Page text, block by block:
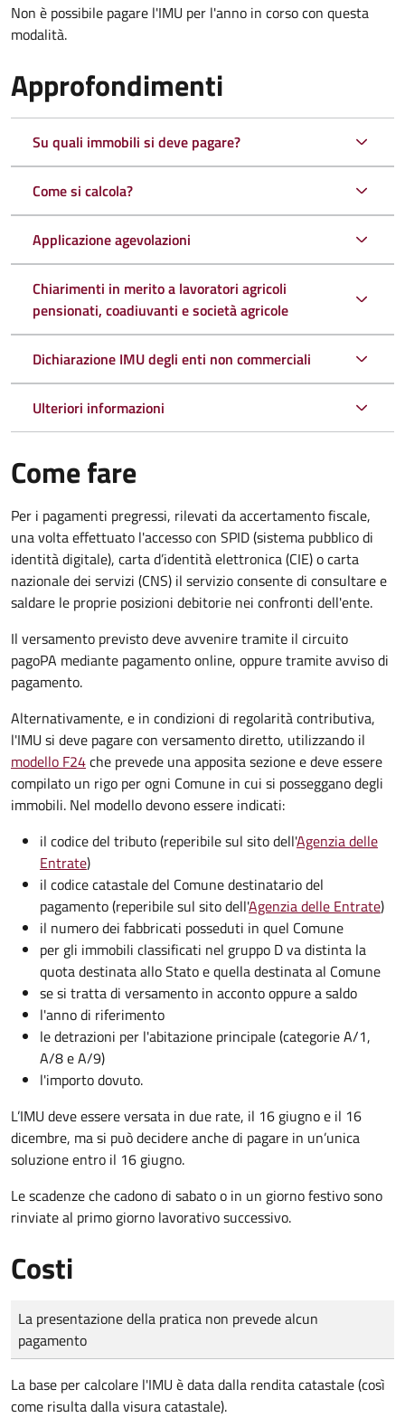
Non è possibile pagare l'IMU per l'anno in corso con questa
modalità.
Approfondimenti
Su quali immobili si deve pagare?
Come si calcola?
Applicazione agevolazioni
Chiarimenti in merito a lavoratori agricoli
pensionati, coadiuvanti e società agricole
Dichiarazione IMU degli enti non commerciali
Ulteriori informazioni
Come fare
Per i pagamenti pregressi, rilevati da accertamento fiscale,
una volta effettuato l'accesso con SPID (sistema pubblico di
identità digitale), carta d’identità elettronica (CIE) o carta
nazionale dei servizi (CNS) il servizio consente di consultare e
saldare le proprie posizioni debitorie nei confronti dell'ente.
Il versamento previsto deve avvenire tramite il circuito
pagoPA mediante pagamento online, oppure tramite avviso di
pagamento.
Alternativamente, e in condizioni di regolarità contributiva,
l'IMU si deve pagarecon versamento diretto, utilizzando il
modello F24che prevede una apposita sezione e deve essere
compilato un rigo per ogni Comune in cui si posseggano degli
immobili. Nel modello devono essere indicati:
il codice del tributo(reperibile sul sito dell'Agenzia delle
Entrate)
il codice catastale del Comunedestinatario del
pagamento (reperibile sul sito dell'Agenzia delle Entrate)
il numero dei fabbricati posseduti in quel Comune
per gli immobili classificati nel gruppo D va distinta la
quota destinata allo Stato e quella destinata al Comune
se si tratta di versamento in acconto oppure a saldo
l'anno di riferimento
le detrazioni per l'abitazione principale (categorie A/1,
A/8 e A/9)
l'importo dovuto.
L’IMU deve essere versata in due rate, il 16 giugno e il 16
dicembre, ma si può decidere anche di pagare in un’unica
soluzione entro il 16 giugno.
Le scadenze che cadono di sabato o in un giorno festivo sono
rinviate al primo giorno lavorativo successivo.
Costi
Tipo di pagamento
Importo
La presentazione della pratica non prevede alcun
pagamento
La base per calcolare l'IMU è data dalla rendita catastale (così
come risulta dalla visura catastale).